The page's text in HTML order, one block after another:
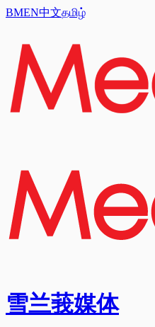
BMEN中文தமிழ்
雪兰莪媒体